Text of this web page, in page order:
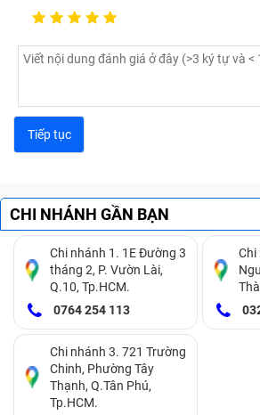
CHI NHÁNH GẦN BẠN
Chi nhánh 1. 1E Đường 3
tháng 2, P. Vườn Lài,
Q.10, Tp.HCM.
0764 254 113
Chi
Chi nhánh 3. 721 Trường
Chinh, Phường Tây
Thạnh, Q.Tân Phú,
Tp.HCM.